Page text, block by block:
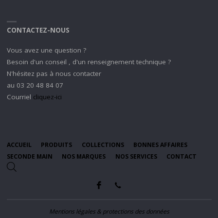
CONTACTEZ-NOUS
Vous avez une question ?
Besoin d'un conseil , d'un renseignement technique ?
N'hésitez pas à nous contacter
au 03 20 48 84 07
Courriel cliquez-ici
ACCUEIL PRODUITS COLLECTIONS
BONNES AFFAIRES
SECONDE MAIN
NOS MARQUES NOS SERVICES CONTACT
Mentions légales & protections des données